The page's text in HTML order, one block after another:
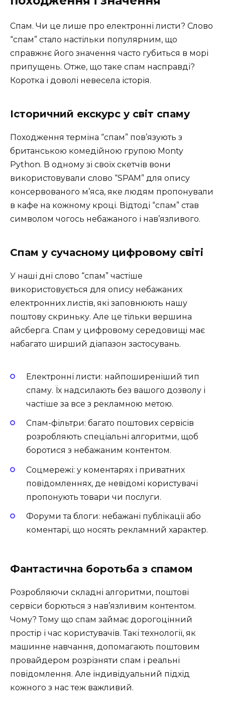
Спам. Чи це лише про електронні листи? Слово
“спам” стало настільки популярним, що
справжнє його значення часто губиться в морі
припущень. Отже, що таке спам насправді?
Коротка і доволі невесела історія.
Історичний екскурс у світ спаму
Походження терміна “спам” пов’язують з
британською комедійною групою Monty
Python. В одному зі своїх скетчів вони
використовували слово “SPAM” для опису
консервованого м’яса, яке людям пропонували
в кафе на кожному кроці. Відтоді “спам” став
символом чогось небажаного і нав’язливого.
Спам у сучасному цифровому світі
У наші дні слово “спам” частіше
використовується для опису небажаних
електронних листів, які заповнюють нашу
поштову скриньку. Але це тільки вершина
айсберга. Спам у цифровому середовищі має
набагато ширший діапазон застосувань.
Електронні листи: найпоширеніший тип
спаму. Їх надсилають без вашого дозволу і
частіше за все з рекламною метою.
Спам-фільтри: багато поштових сервісів
розробляють спеціальні алгоритми, щоб
боротися з небажаним контентом.
Соцмережі: у коментарях і приватних
повідомленнях, де невідомі користувачі
пропонують товари чи послуги.
Форуми та блоги: небажані публікації або
коментарі, що носять рекламний характер.
Фантастична боротьба з спамом
Розробляючи складні алгоритми, поштові
сервіси борються з нав’язливим контентом.
Чому? Тому що спам займає дорогоцінний
простір і час користувачів. Такі технології, як
машинне навчання, допомагають поштовим
провайдером розрізняти спам і реальні
повідомлення. Але індивідуальний підхід
кожного з нас теж важливий.